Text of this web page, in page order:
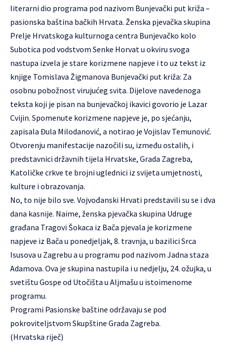
literarni dio programa pod nazivom Bunjevački put križa –
pasionska baština bačkih Hrvata. Ženska pjevačka skupina
Prelje Hrvatskoga kulturnoga centra Bunjevačko kolo
Subotica pod vodstvom Senke Horvat u okviru svoga
nastupa izvela je stare korizmene napjeve i to uz tekst iz
knjige Tomislava Žigmanova Bunjevački put križa: Za
osobnu pobožnost virujućeg svita. Dijelove navedenoga
teksta koji je pisan na bunjevačkoj ikavici govorio je Lazar
Cvijin. Spomenute korizmene napjeve je, po sjećanju,
zapisala Đula Milodanović, a notirao je Vojislav Temunović.
Otvorenju manifestacije nazočili su, između ostalih, i
predstavnici državnih tijela Hrvatske, Grada Zagreba,
Katoličke crkve te brojni uglednici iz svijeta umjetnosti,
kulture i obrazovanja.
No, to nije bilo sve. Vojvođanski Hrvati predstavili su se i dva
dana kasnije. Naime, ženska pjevačka skupina Udruge
građana Tragovi Šokaca iz Bača pjevala je korizmene
napjeve iz Bača u ponedjeljak, 8. travnja, u bazilici Srca
Isusova u Zagrebu a u programu pod nazivom Jadna staza
Adamova. Ova je skupina nastupila i u nedjelju, 24. ožujka, u
svetištu Gospe od Utočišta u Aljmašu u istoimenome
programu.
Programi Pasionske baštine održavaju se pod
pokroviteljstvom Skupštine Grada Zagreba.
(Hrvatska riječ)